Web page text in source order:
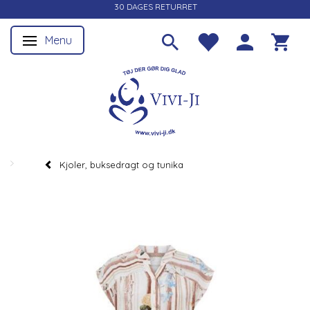
30 DAGES RETURRET
Skifte navigation
Menu
Kjoler, buksedragt og tunika